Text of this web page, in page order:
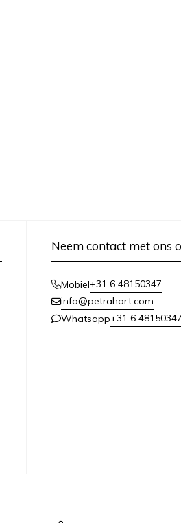
Neem contact met ons
Mobiel+31 6 48150347
info@petrahart.com
Whatsapp+31 6 48150347